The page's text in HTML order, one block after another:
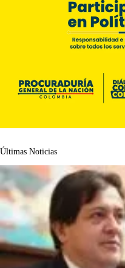
Últimas Noticias